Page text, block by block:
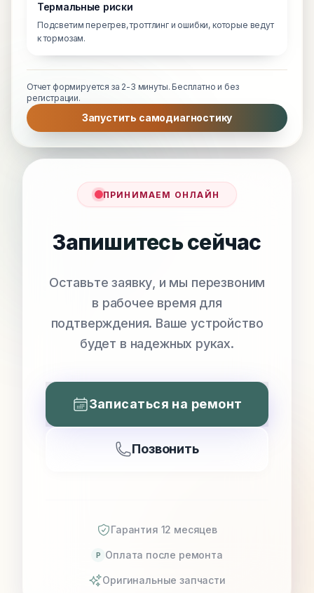
Термальные риски
Подсветим перегрев, троттлинг и ошибки, которые ведут
к тормозам.
Отчет формируется за 2-3 минуты. Бесплатно и без
регистрации.
Запустить самодиагностику
ПРИНИМАЕМ ОНЛАЙН
Запишитесь сейчас
Оставьте заявку, и мы перезвоним
в рабочее время для
подтверждения. Ваше устройство
будет в надежных руках.
Записаться на ремонт
Позвонить
Гарантия 12 месяцев
P Оплата после ремонта
Оригинальные запчасти